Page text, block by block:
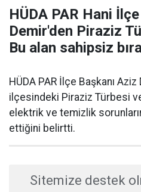
HÜDA PAR Hani
Demir'den Piraziz
Bu alan sahipsiz
HÜDA PAR İlçe Başkanı Aziz
ilçesindeki Piraziz Türbesi
elektrik ve temizlik
ettiğini belirtti.
Sitemize destek